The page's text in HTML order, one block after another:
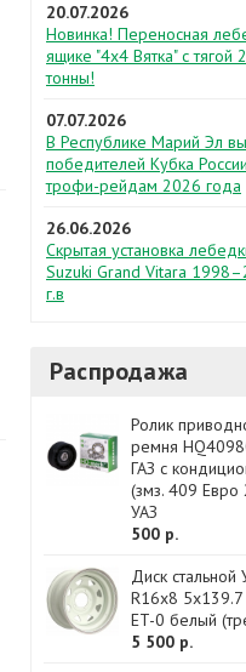
20.07.2026
Новинка! Переносная
ящике "4х4 Вятка" с тягой 2
тонны!
07.07.2026
В Республике Марий Эл
победителей Кубка
трофи-рейдам 2026 года
26.06.2026
Скрытая установка
Suzuki Grand Vitara
г.в
Распродажа
Ролик
ремня
ГАЗ с
(змз. 409 Евро
УАЗ
500 р.
Диск стальной
R16x8
ET-0 белый
5 500 р.